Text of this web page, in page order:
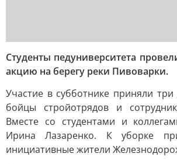
Студенты педуниверситета
акцию на берегу реки Пивоварки.
Участие в субботнике приняли три
бойцы стройотрядов и
Вместе со студентами и
Ирина Лазаренко. К уборке
инициативные жители